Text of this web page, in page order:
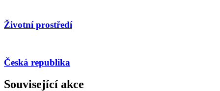
Životní prostředí
Česká republika
Související akce